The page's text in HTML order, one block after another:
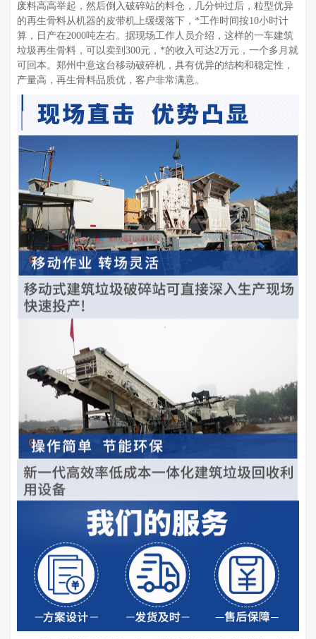
废料高高举起，然后倒入破碎站的料仓，几分钟过后，粒型优异
的再生骨料从机器的皮带机上缓缓落下，*工作时间按10小时计
算，日产在2000吨左右。据现场工作人员介绍，这样的一车建筑
垃圾再生骨料，可以卖到300元，*的收入可达2万元，一个多月就
可回本。郑州中意这台移动破碎机，具有优异的结构和稳定性，
产量高，再生骨料品质优，客户非常满意。